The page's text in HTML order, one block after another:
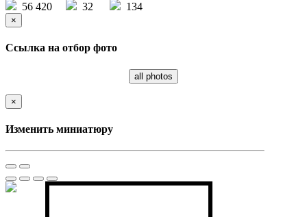
56 420
32 134
×
Ссылка на отбор фото
all photos
×
Изменить миниатюру